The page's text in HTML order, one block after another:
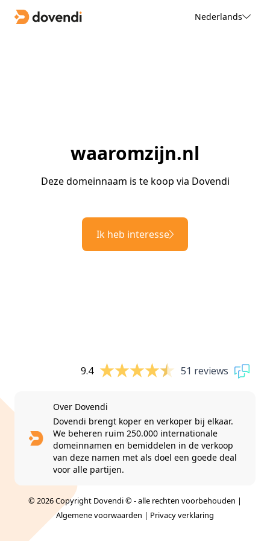
Nederlands
waaromzijn.nl
Deze domeinnaam is te koop via Dovendi
Ik heb interesse
9.4 51 reviews
Over Dovendi
Dovendi brengt koper en verkoper bij elkaar.
We beheren ruim 250.000 internationale
domeinnamen en bemiddelen in de verkoop
van deze namen met als doel een goede deal
voor alle partijen.
© 2026 Copyright Dovendi © - alle rechten voorbehouden |
Algemene voorwaarden | Privacy verklaring